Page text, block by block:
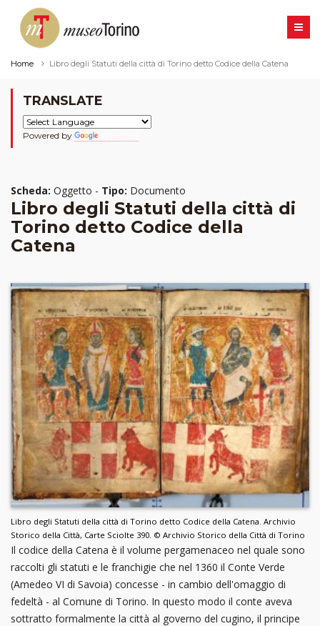
Home Libro degli Statuti della città di Torino detto Codice della Catena
TRANSLATE
Powered by
Scheda: Oggetto - Tipo: Documento
Libro degli Statuti della città di
Torino detto Codice della
Catena
Libro degli Statuti della città di Torino detto Codice della Catena. Archivio
Storico della Città, Carte Sciolte 390. © Archivio Storico della Città di Torino
Il codice della Catena è il volume pergamenaceo nel quale sono
raccolti gli statuti e le franchigie che nel 1360 il Conte Verde
(Amedeo VI di Savoia) concesse - in cambio dell'omaggio di
fedeltà - al Comune di Torino. In questo modo il conte aveva
sottratto formalmente la città al governo del cugino, il principe